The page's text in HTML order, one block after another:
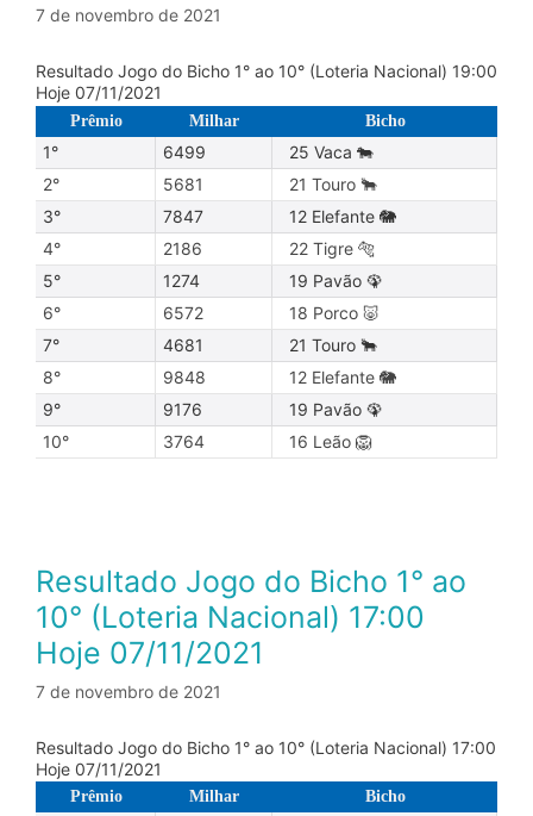
7 de novembro de 2021
Resultado Jogo do Bicho 1° ao 10° (Loteria Nacional) 19:00
Hoje 07/11/2021
Prêmio Milhar Bicho
1° 6499
25 Vaca 🐄
2°
5681
21 Touro 🐂
3°
7847
12 Elefante 🐘
4°
2186
22 Tigre 🐅
5°
1274
19 Pavão 🦚
6°
6572
18 Porco 🐷
7°
4681
21 Touro 🐂
8°
9848
12 Elefante 🐘
9°
9176
19 Pavão 🦚
10°
3764 16 Leão 🦁
Resultado Jogo do Bicho 1° ao
10° (Loteria Nacional) 17:00
Hoje 07/11/2021
7 de novembro de 2021
Resultado Jogo do Bicho 1° ao 10° (Loteria Nacional) 17:00
Hoje 07/11/2021
Prêmio Milhar Bicho